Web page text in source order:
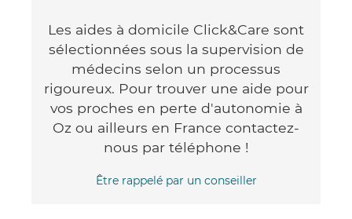
Les aides à domicile Click&Care sont
sélectionnées sous la supervision de
médecins selon un processus
rigoureux. Pour trouver une aide pour
vos proches en perte d'autonomie à
Oz ou ailleurs en France contactez-
nous par téléphone !
Être rappelé par un conseiller